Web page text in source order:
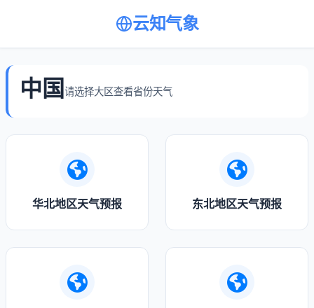
云知气象
中国 请选择大区查看省份天气
华北地区天气预报 东北地区天气预报